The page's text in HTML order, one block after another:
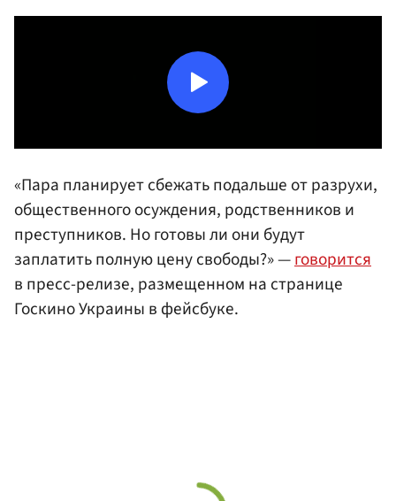
«Пара планирует сбежать подальше от разрухи,
общественного осуждения, родственников и
преступников. Но готовы ли они будут
заплатить полную цену свободы?» —говорится
в пресс-релизе, размещенном на странице
Госкино Украины в фейсбуке.